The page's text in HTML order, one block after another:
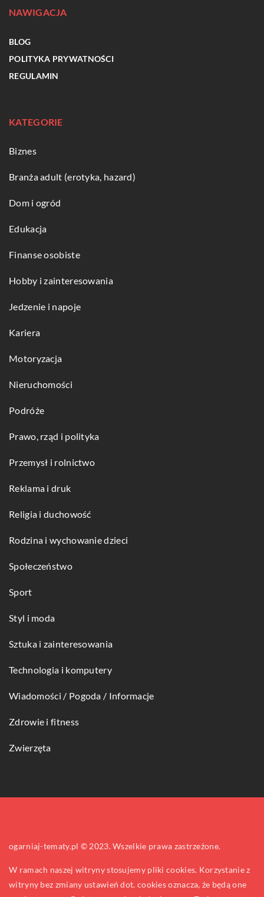
NAWIGACJA
BLOG
POLITYKA PRYWATNOŚCI
REGULAMIN
KATEGORIE
Biznes
Branża adult (erotyka, hazard)
Dom i ogród
Edukacja
Finanse osobiste
Hobby i zainteresowania
Jedzenie i napoje
Kariera
Motoryzacja
Nieruchomości
Podróże
Prawo, rząd i polityka
Przemysł i rolnictwo
Reklama i druk
Religia i duchowość
Rodzina i wychowanie dzieci
Społeczeństwo
Sport
Styl i moda
Sztuka i zainteresowania
Technologia i komputery
Wiadomości / Pogoda / Informacje
Zdrowie i fitness
Zwierzęta
ogarniaj-tematy.pl © 2023. Wszelkie prawa zastrzeżone.
W ramach naszej witryny stosujemy pliki cookies. Korzystanie z
witryny bez zmiany ustawień dot. cookies oznacza, że będą one